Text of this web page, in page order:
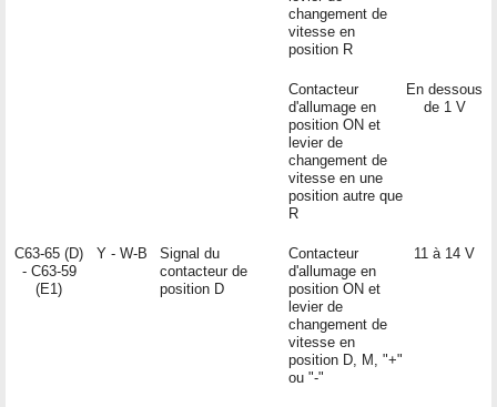
changement de
vitesse en
position R
Contacteur
d'allumage en
position ON et
levier de
changement de
vitesse en une
position autre que
R
En dessous
de 1 V
C63-65 (D)
- C63-59
(E1)
Y - W-B
Signal du
contacteur de
position D
Contacteur
d'allumage en
position ON et
levier de
changement de
vitesse en
position D, M, "+"
ou "-"
11 à 14 V